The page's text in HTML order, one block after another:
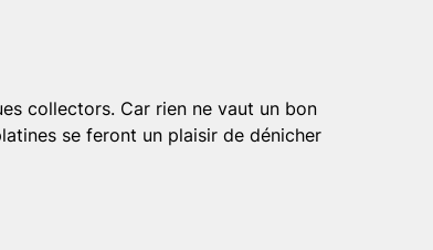
collectors. Car rien ne vaut un bon
se feront un plaisir de dénicher